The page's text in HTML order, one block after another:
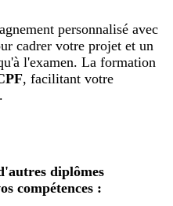
personnalisé avec
cadrer votre projet et un
l'examen. La formation
, facilitant votre
diplômes
compétences :